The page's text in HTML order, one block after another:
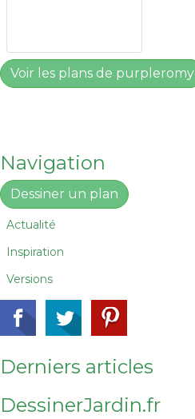
Voir les plans de purpleromy
Navigation
Dessiner un plan
Actualité
Inspiration
Versions
Derniers articles
DessinerJardin.fr